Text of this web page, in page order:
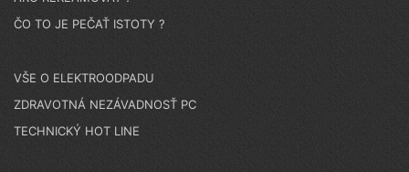
ČO TO JE PEČAŤ ISTOTY ?
VŠE O ELEKTROODPADU
ZDRAVOTNÁ NEZÁVADNOSŤ PC
TECHNICKÝ HOT LINE